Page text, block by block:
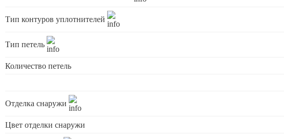
Тип контуров уплотнителей
Тип петель
Количество петель
Отделка снаружи
Цвет отделки снаружи